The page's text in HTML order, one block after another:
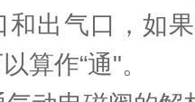
和出气口，如
算作“通"。